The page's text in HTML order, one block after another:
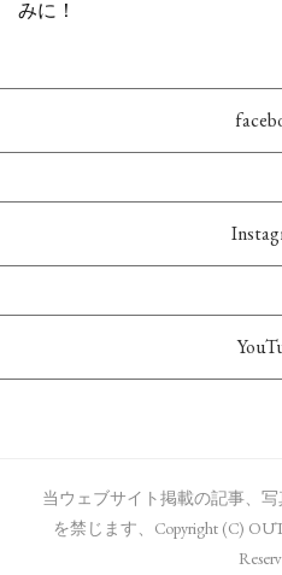
当ウェブサイト掲載の記事、
を禁じます、Copyright (C)